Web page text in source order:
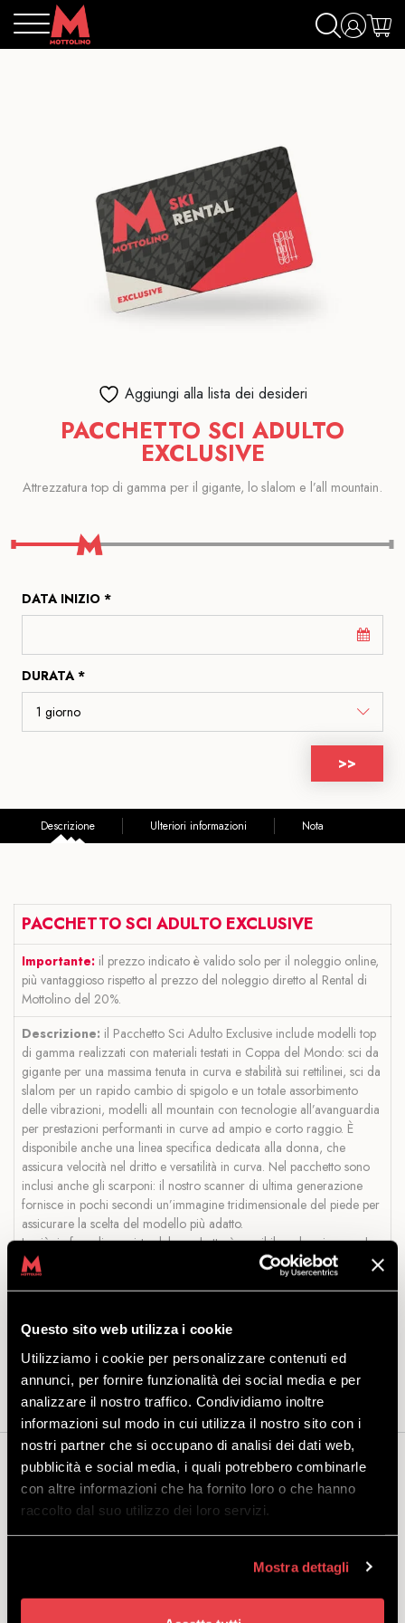
Questo sito web utilizza i cookie
Utilizziamo i cookie per personalizzare contenuti ed
annunci, per fornire funzionalità dei social media e per
analizzare il nostro traffico. Condividiamo inoltre
informazioni sul modo in cui utilizza il nostro sito con i
nostri partner che si occupano di analisi dei dati web,
pubblicità e social media, i quali potrebbero combinarle
con altre informazioni che ha fornito loro o che hanno
raccolto dal suo utilizzo dei loro servizi.
Mostra dettagli
Aggiungi alla lista dei desideri
PACCHETTO SCI ADULTO
EXCLUSIVE
Attrezzatura top di gamma per il gigante, lo slalom e l’all mountain.
DATA INIZIO *
DURATA *
>>
Descrizione Ulteriori informazioni Nota
PACCHETTO SCI ADULTO EXCLUSIVE
Importante: il prezzo indicato è valido solo per il noleggio online,
più vantaggioso rispetto al prezzo del noleggio diretto al Rental di
Mottolino del 20%.
Descrizione: il Pacchetto Sci Adulto Exclusive include modelli top
di gamma realizzati con materiali testati in Coppa del Mondo: sci da
gigante per una massima tenuta in curva e stabilità sui rettilinei, sci da
slalom per un rapido cambio di spigolo e un totale assorbimento
delle vibrazioni, modelli all mountain con tecnologie all’avanguardia
per prestazioni performanti in curve ad ampio e corto raggio. È
disponibile anche una linea specifica dedicata alla donna, che
assicura velocità nel dritto e versatilità in curva. Nel pacchetto sono
inclusi anche gli scarponi: il nostro scanner di ultima generazione
fornisce in pochi secondi un’immagine tridimensionale del piede per
assicurare la scelta del modello più adatto.
In più, in fase di acquisto del pacchetto è possibile noleggiare anche
uno dei depositi all’interno del Rental di Mottolino, dove poter
lasciare comodamente la propria attrezzatura.
è incluso, ma ti ricordiamo che è obbligatorio fino ai 18 anni: scopri
quila nostra proposta.
Può interessarti anche...
PACCHETTO SCI ADULTO
STANDARD